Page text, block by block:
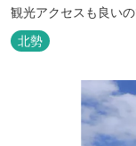
観光アクセスも良い
北勢